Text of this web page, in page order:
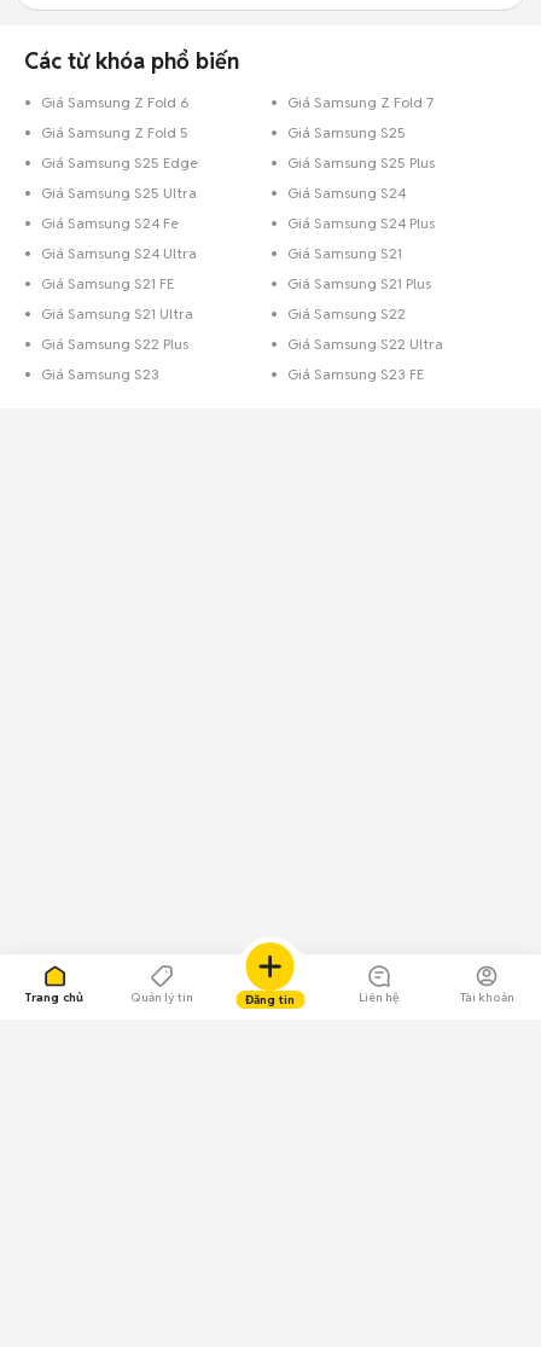
Trang chủ Quản lý tin Đăng tin Liên hệ Tài khoản
Các từ khóa phổ biến
Giá Samsung Z Fold 6
Giá Samsung Z Fold 7
Giá Samsung Z Fold 5
Giá Samsung S25
Giá Samsung S25 Edge
Giá Samsung S25 Plus
Giá Samsung S25 Ultra
Giá Samsung S24
Giá Samsung S24 Fe
Giá Samsung S24 Plus
Giá Samsung S24 Ultra
Giá Samsung S21
Giá Samsung S21 FE
Giá Samsung S21 Plus
Giá Samsung S21 Ultra
Giá Samsung S22
Giá Samsung S22 Plus
Giá Samsung S22 Ultra
Giá Samsung S23
Giá Samsung S23 FE